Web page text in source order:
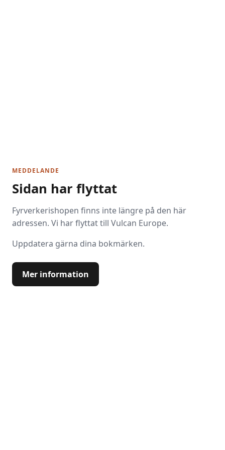
MEDDELANDE
Sidan har flyttat
Fyrverkerishopen finns inte längre på den här
adressen. Vi har flyttat till Vulcan Europe.
Uppdatera gärna dina bokmärken.
Mer information